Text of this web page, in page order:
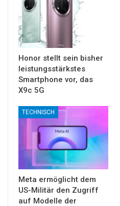
Honor stellt sein bisher
leistungsstärkstes
Smartphone vor, das
X9c 5G
TECHNISCH
Meta ermöglicht dem
US-Militär den Zugriff
auf Modelle der